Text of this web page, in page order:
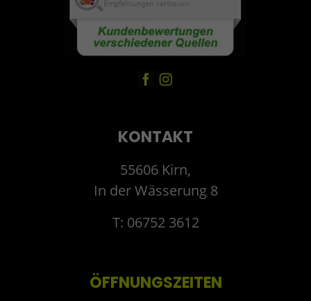
KONTAKT
55606 Kirn,
In der Wässerung 8
T: 06752 3612
ÖFFNUNGSZEITEN